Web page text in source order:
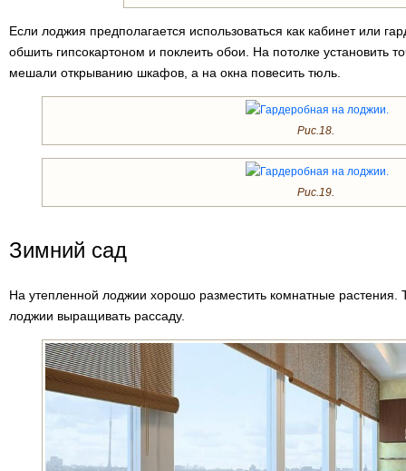
Если лоджия предполагается использоваться как кабинет или
обшить гипсокартоном и поклеить обои. На потолке установить
мешали открыванию шкафов, а на окна повесить тюль.
Рис.18.
Рис.19.
Зимний сад
На утепленной лоджии хорошо разместить комнатные растения.
лоджии выращивать рассаду.